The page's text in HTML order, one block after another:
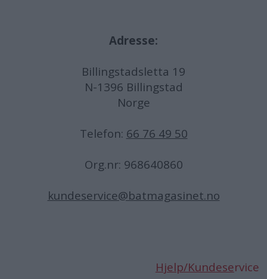
Adresse:
Billingstadsletta 19
N-1396 Billingstad
Norge
Telefon: 66 76 49 50
Org.nr: 968640860
kundeservice@batmagasinet.no
Hjelp/Kundeservice